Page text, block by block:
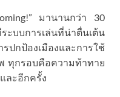
มานานกว่า 30
ะบบการเล่นที่น่าตื่นเต้น
กป้องเมืองและการใช้
ทุกรอบคือความท้าทาย
ละอีกครั้ง